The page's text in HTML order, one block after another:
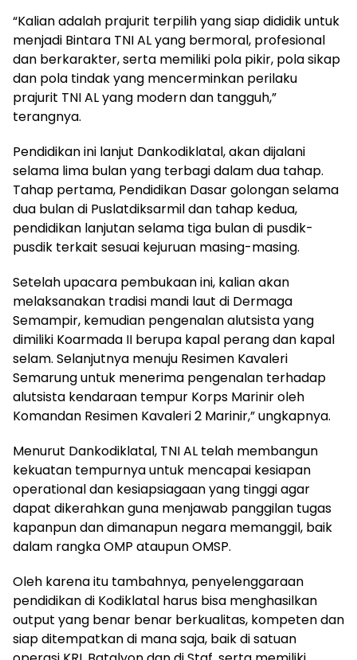
“Kalian adalah prajurit terpilih yang siap dididik untuk
menjadi Bintara TNI AL yang bermoral, profesional
dan berkarakter, serta memiliki pola pikir, pola sikap
dan pola tindak yang mencerminkan perilaku
prajurit TNI AL yang modern dan tangguh,”
terangnya.
Pendidikan ini lanjut Dankodiklatal, akan dijalani
selama lima bulan yang terbagi dalam dua tahap.
Tahap pertama, Pendidikan Dasar golongan selama
dua bulan di Puslatdiksarmil dan tahap kedua,
pendidikan lanjutan selama tiga bulan di pusdik-
pusdik terkait sesuai kejuruan masing-masing.
Setelah upacara pembukaan ini, kalian akan
melaksanakan tradisi mandi laut di Dermaga
Semampir, kemudian pengenalan alutsista yang
dimiliki Koarmada II berupa kapal perang dan kapal
selam. Selanjutnya menuju Resimen Kavaleri
Semarung untuk menerima pengenalan terhadap
alutsista kendaraan tempur Korps Marinir oleh
Komandan Resimen Kavaleri 2 Marinir,” ungkapnya.
Menurut Dankodiklatal, TNI AL telah membangun
kekuatan tempurnya untuk mencapai kesiapan
operational dan kesiapsiagaan yang tinggi agar
dapat dikerahkan guna menjawab panggilan tugas
kapanpun dan dimanapun negara memanggil, baik
dalam rangka OMP ataupun OMSP.
Oleh karena itu tambahnya, penyelenggaraan
pendidikan di Kodiklatal harus bisa menghasilkan
output yang benar benar berkualitas, kompeten dan
siap ditempatkan di mana saja, baik di satuan